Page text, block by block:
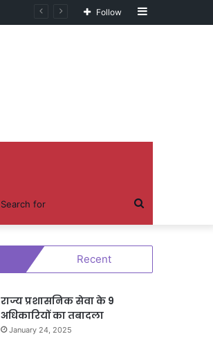
Sidebar
Follow
Search
for
Recent
राज्य प्रशासनिक सेवा के 9
अधिकारियों का तबादला
January 24, 2025